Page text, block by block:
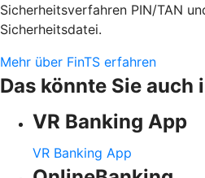
Sicherheitsverfahren PIN/TAN
Sicherheitsdatei.
Mehr über FinTS erfahren
Das könnte Sie auch
VR Banking App
VR Banking App